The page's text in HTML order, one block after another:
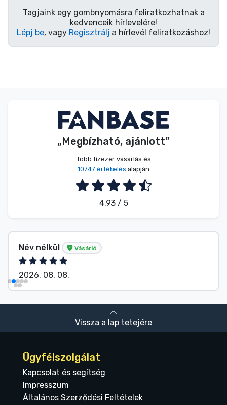
Tagjaink egy gombnyomásra feliratkozhatnak a
kedvenceik hírlevelére!
Lépj be, vagy Regisztrálj a hírlevél feliratkozáshoz!
„Megbízható, ajánlott”
Több tízezer vásárlás és
10747 értékelés alapján
4.93 / 5
Név nélkül Vásárló
2026. 08. 08.
Vissza a lap tetejére
Ügyfélszolgálat
Kapcsolat és segítség
Impresszum
Általános Szerződési Feltételek
Terméktípusok